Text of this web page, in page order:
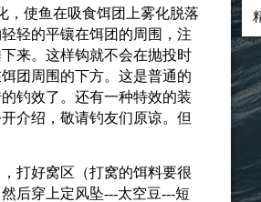
，使鱼在吸食饵团上雾化脱落
轻的平镶在饵团的周围，注
来。这样钩就不会在抛投时
团周围的下方。这是普通的
钓效了。还有一种特效的装
介绍，敬请钓友们原谅。但
打好窝区（打窝的饵料要很
后穿上定风坠---太空豆---短